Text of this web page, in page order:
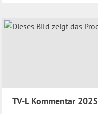
TV-L Kommentar 2025